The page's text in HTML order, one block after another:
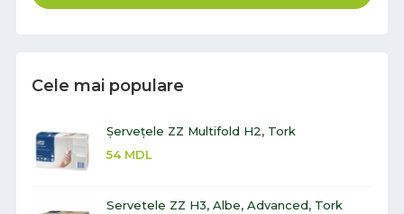
Cele mai populare
Șervețele ZZ Multifold H2, Tork
54 MDL
Servetele ZZ H3, Albe, Advanced, Tork